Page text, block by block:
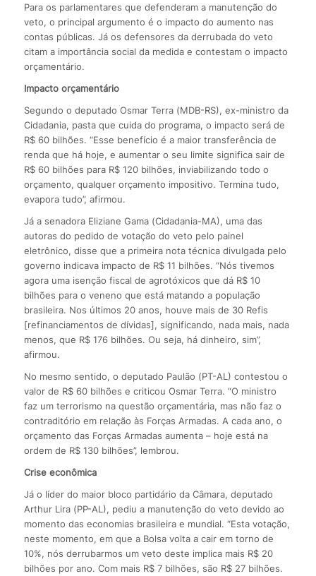
Para os parlamentares que defenderam a manutenção do
veto, o principal argumento é o impacto do aumento nas
contas públicas. Já os defensores da derrubada do veto
citam a importância social da medida e contestam o impacto
orçamentário.
Impacto orçamentário
Segundo o deputado Osmar Terra (MDB-RS), ex-ministro da
Cidadania, pasta que cuida do programa, o impacto será de
R$ 60 bilhões. “Esse benefício é a maior transferência de
renda que há hoje, e aumentar o seu limite significa sair de
R$ 60 bilhões para R$ 120 bilhões, inviabilizando todo o
orçamento, qualquer orçamento impositivo. Termina tudo,
evapora tudo”, afirmou.
Já a senadora Eliziane Gama (Cidadania-MA), uma das
autoras do pedido de votação do veto pelo painel
eletrônico, disse que a primeira nota técnica divulgada pelo
governo indicava impacto de R$ 11 bilhões. “Nós tivemos
agora uma isenção fiscal de agrotóxicos que dá R$ 10
bilhões para o veneno que está matando a população
brasileira. Nos últimos 20 anos, houve mais de 30 Refis
[refinanciamentos de dívidas], significando, nada mais, nada
menos, que R$ 176 bilhões. Ou seja, há dinheiro, sim”,
afirmou.
No mesmo sentido, o deputado Paulão (PT-AL) contestou o
valor de R$ 60 bilhões e criticou Osmar Terra. “O ministro
faz um terrorismo na questão orçamentária, mas não faz o
contraditório em relação às Forças Armadas. A cada ano, o
orçamento das Forças Armadas aumenta – hoje está na
ordem de R$ 130 bilhões”, lembrou.
Crise econômica
Já o líder do maior bloco partidário da Câmara, deputado
Arthur Lira (PP-AL), pediu a manutenção do veto devido ao
momento das economias brasileira e mundial. “Esta votação,
neste momento, em que a Bolsa volta a cair em torno de
10%, nós derrubarmos um veto deste implica mais R$ 20
bilhões por ano. Com mais R$ 7 bilhões, são R$ 27 bilhões.